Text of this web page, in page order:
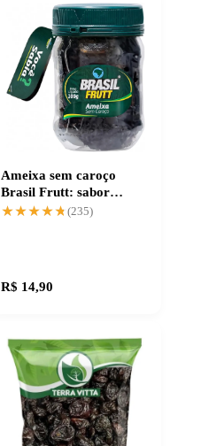
Ameixa sem caroço
Brasil Frutt: sabor
autêntico e prático
★★★★★
★★★★★(235)
R$ 14,90